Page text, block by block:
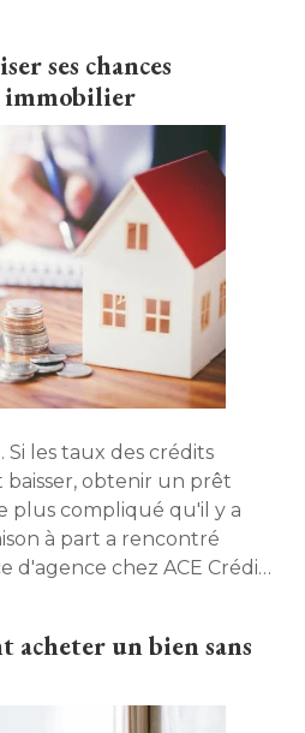
atypiques, nous
ses chances
obtenir un prêt
plus compliqué qu'il y a
à part a rencontré
d'agence chez ACE Crédit,
acheter un bien sans